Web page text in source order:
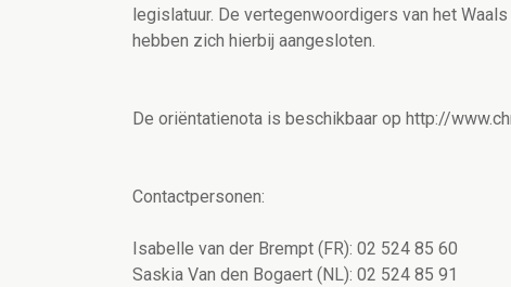
legislatuur. De vertegenwoordigers van het
hebben zich hierbij aangesloten.
De oriëntatienota is beschikbaar op http://
Contactpersonen:
Isabelle van der Brempt (FR): 02 524 85 60
Saskia Van den Bogaert (NL): 02 524 85 91